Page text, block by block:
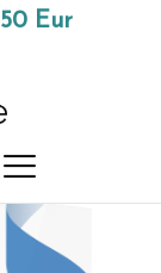
Eur
Alimentare